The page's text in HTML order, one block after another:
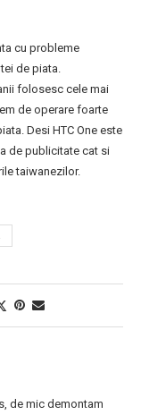
cu probleme
de piata.
folosesc cele mai
de operare foarte
Desi HTC One este
de publicitate cat si
taiwanezilor.
de mic demontam